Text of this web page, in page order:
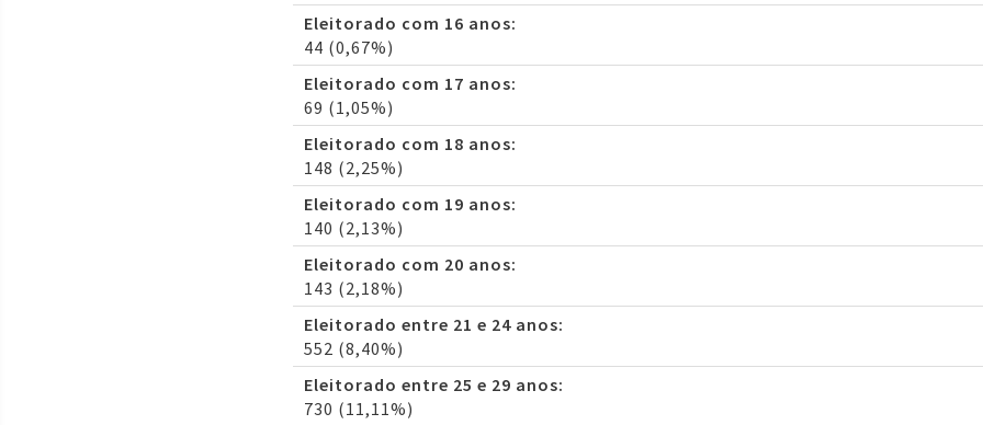
Eleitorado com 16 anos:
44 (0,67%)
Eleitorado com 17 anos:
69 (1,05%)
Eleitorado com 18 anos:
148 (2,25%)
Eleitorado com 19 anos:
140 (2,13%)
Eleitorado com 20 anos:
143 (2,18%)
Eleitorado entre 21 e 24 anos:
552 (8,40%)
Eleitorado entre 25 e 29 anos:
730 (11,11%)